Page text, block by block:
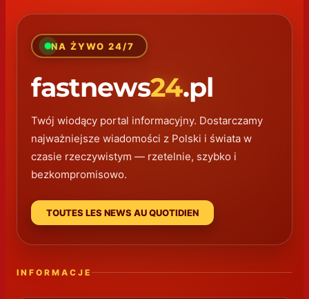
NA ŻYWO 24/7
fastnews24.pl
Twój wiodący portal informacyjny. Dostarczamy
najważniejsze wiadomości z Polski i świata w
czasie rzeczywistym — rzetelnie, szybko i
bezkompromisowo.
TOUTES LES NEWS AU QUOTIDIEN
INFORMACJE